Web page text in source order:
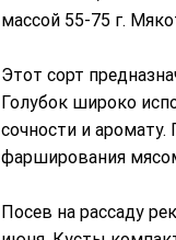
массой 55-75 г.
Этот сорт
Голубок широко
сочности и
фарширования
Посев на рассаду